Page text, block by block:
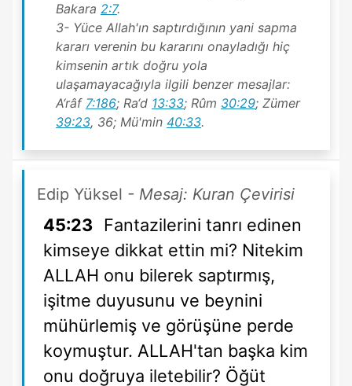
Bakara 2:7.
3- Yüce Allah'ın saptırdığının yani sapma
kararı verenin bu kararını onayladığı hiç
kimsenin artık doğru yola
ulaşamayacağıyla ilgili benzer mesajlar:
A‘râf 7:186; Ra‘d 13:33; Rûm 30:29; Zümer
39:23, 36; Mü'min 40:33.
Edip Yüksel - Mesaj: Kuran Çevirisi
45:23
Fantazilerini tanrı edinen
kimseye dikkat ettin mi? Nitekim
ALLAH onu bilerek saptırmış,
işitme duyusunu ve beynini
mühürlemiş ve görüşüne perde
koymuştur. ALLAH'tan başka kim
onu doğruya iletebilir? Öğüt